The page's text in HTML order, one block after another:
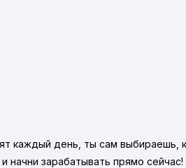
каждый день, ты сам выбираешь,
начни зарабатывать прямо сейчас!